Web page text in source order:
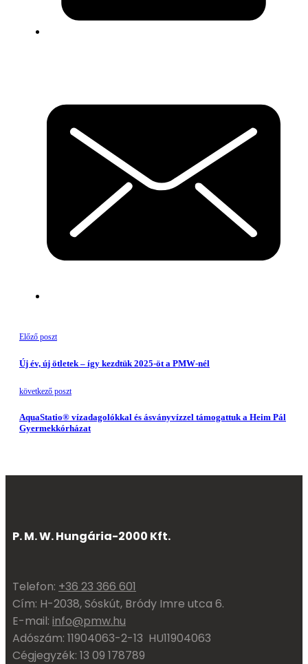
Előző poszt
Új év, új ötletek – így kezdtük 2025-öt a PMW-nél
következő poszt
AquaStatio® vízadagolókkal és ásványvízzel támogattuk a Heim Pál
Gyermekkórházat
P. M. W. Hungária-2000 Kft.
Telefon: +36 23 366 601
Cím: H-2038, Sóskút, Bródy Imre utca 6.
E-mail: info@pmw.hu
Adószám: 11904063-2-13 HU11904063
Cégjegyzék: 13 09 178789